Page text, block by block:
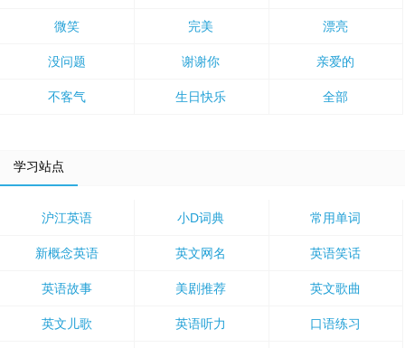
微笑 完美 漂亮
没问题 谢谢你 亲爱的
不客气 生日快乐 全部
学习站点
沪江英语 小D词典 常用单词
新概念英语 英文网名 英语笑话
英语故事 美剧推荐 英文歌曲
英文儿歌 英语听力 口语练习